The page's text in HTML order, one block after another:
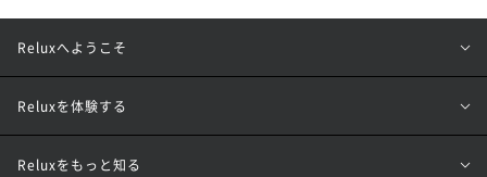
Reluxへようこそ
Reluxを体験する
Reluxをもっと知る